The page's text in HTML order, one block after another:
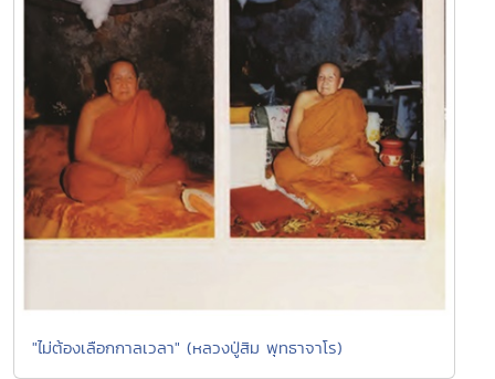
"ไม่ต้องเลือกกาลเวลา" (หลวงปู่สิม พุทธาจาโร)